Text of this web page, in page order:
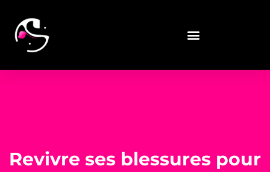
Revivre ses blessures pour